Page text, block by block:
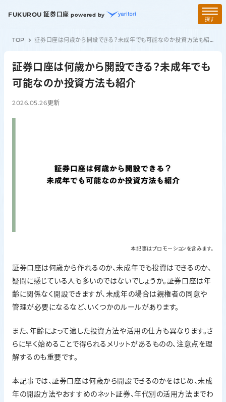
FUKUROU 証券口座 powered by
探す
TOP 証券口座は何歳から開設できる？未成年でも可能なのか投資方法も紹介
証券口座は何歳から開設できる？未成年でも
可能なのか投資方法も紹介
2026.05.26更新
本記事はプロモーションを含みます。
証券口座は何歳から作れるのか、未成年でも投資はできるのか、
疑問に感じている人も多いのではないでしょうか。証券口座は年
齢に関係なく開設できますが、未成年の場合は親権者の同意や
管理が必要になるなど、いくつかのルールがあります。
また、年齢によって適した投資方法や活用の仕方も異なります。さ
らに早く始めることで得られるメリットがあるものの、注意点を理
解するのも重要です。
本記事では、証券口座は何歳から開設できるのかをはじめ、未成
年の開設方法やおすすめのネット証券、年代別の活用方法までわ